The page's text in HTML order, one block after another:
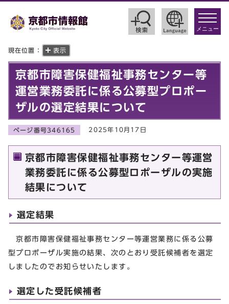
toggle
メニュー
現在位置： 表示
京都市障害保健福祉事務センター等
運営業務委託に係る公募型プロポー
ザルの選定結果について
ページ番号346165 2025年10月17日
京都市障害保健福祉事務センター等運営
業務委託に係る公募型ロポーザルの実施
結果について
選定結果
京都市障害保健福祉事務センター等運営業務に係る公募
型プロポーザル実施の結果、次のとおり受託候補者を選定
しましたのでお知らせいたします。
選定した受託候補者